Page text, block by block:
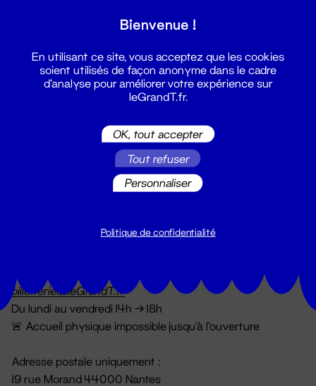
Grand T :
billetterie@leGrandT.fr
Du lundi au vendredi 14h → 18h
🚨 Accueil physique impossible jusqu'à l'ouverture
Adresse postale uniquement :
19 rue Morand 44000 Nantes
Bienvenue !
En utilisant ce site, vous acceptez que les cookies
soient utilisés de façon anonyme dans le cadre
d'analyse pour améliorer votre expérience sur
leGrandT.fr.
OK, tout accepter
Tout refuser
Personnaliser
Politique de confidentialité